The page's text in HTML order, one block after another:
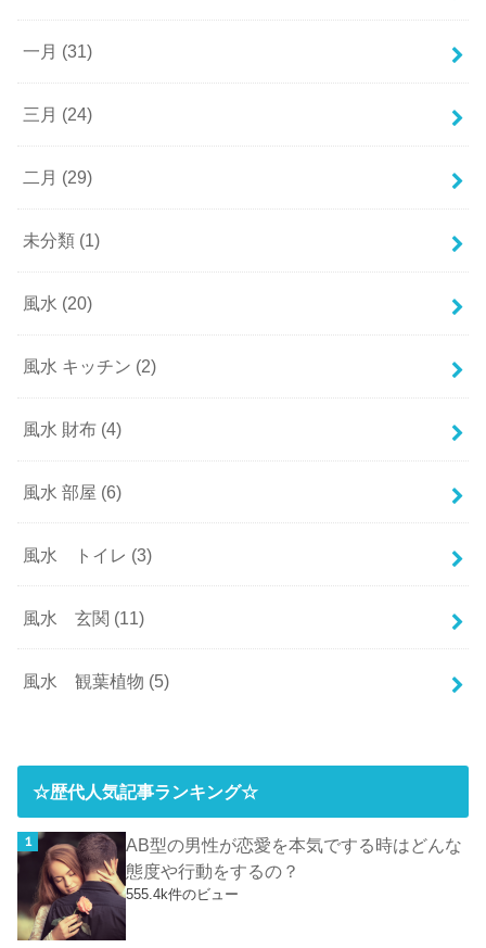
一月 (31)
三月 (24)
二月 (29)
未分類 (1)
風水 (20)
風水 キッチン (2)
風水 財布 (4)
風水 部屋 (6)
風水 トイレ (3)
風水 玄関 (11)
風水 観葉植物 (5)
☆歴代人気記事ランキング☆
AB型の男性が恋愛を本気でする時はどんな
態度や行動をするの？
555.4k件のビュー